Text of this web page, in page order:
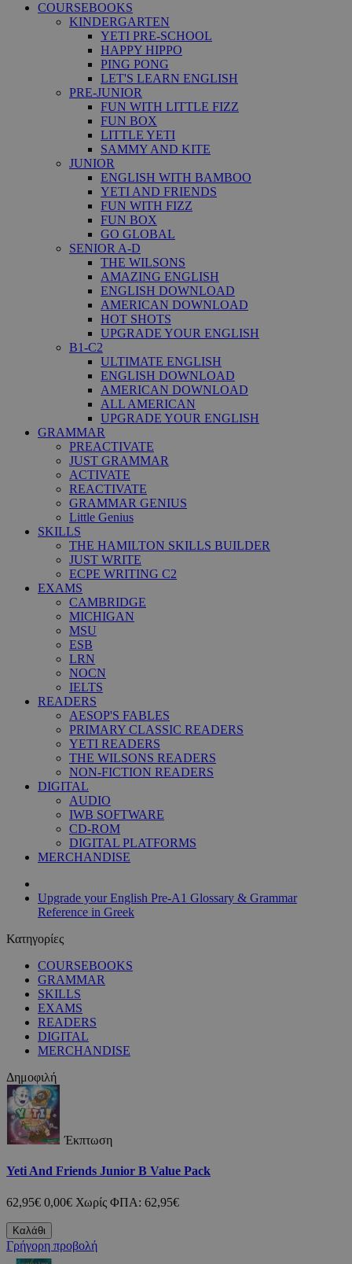
COURSEBOOKS
KINDERGARTEN
YETI PRE-SCHOOL
HAPPY HIPPO
PING PONG
LET'S LEARN ENGLISH
PRE-JUNIOR
FUN WITH LITTLE FIZZ
FUN BOX
LITTLE YETI
SAMMY AND KITE
JUNIOR
ENGLISH WITH BAMBOO
YETI AND FRIENDS
FUN WITH FIZZ
FUN BOX
GO GLOBAL
SENIOR A-D
THE WILSONS
AMAZING ENGLISH
ENGLISH DOWNLOAD
AMERICAN DOWNLOAD
HOT SHOTS
UPGRADE YOUR ENGLISH
B1-C2
ULTIMATE ENGLISH
ENGLISH DOWNLOAD
AMERICAN DOWNLOAD
ALL AMERICAN
UPGRADE YOUR ENGLISH
GRAMMAR
PREACTIVATE
JUST GRAMMAR
ACTIVATE
REACTIVATE
GRAMMAR GENIUS
Little Genius
SKILLS
THE HAMILTON SKILLS BUILDER
JUST WRITE
ECPE WRITING C2
EXAMS
CAMBRIDGE
MICHIGAN
MSU
ESB
LRN
NOCN
IELTS
READERS
AESOP'S FABLES
PRIMARY CLASSIC READERS
YETI READERS
THE WILSONS READERS
NON-FICTION READERS
DIGITAL
AUDIO
IWB SOFTWARE
CD-ROM
DIGITAL PLATFORMS
MERCHANDISE
Upgrade your English Pre-A1 Glossary & Grammar
Reference in Greek
Κατηγορίες
COURSEBOOKS
GRAMMAR
SKILLS
EXAMS
READERS
DIGITAL
MERCHANDISE
Δημοφιλή
Έκπτωση
Yeti And Friends Junior B Value Pack
62,95€ 0,00€ Χωρίς ΦΠΑ: 62,95€
Καλάθι
Γρήγορη προβολή